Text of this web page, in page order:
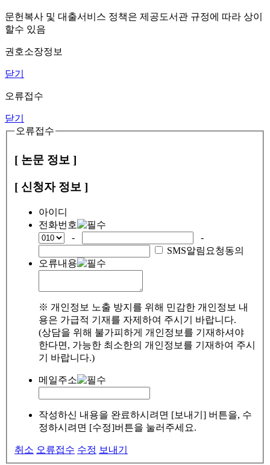
문헌복사 및 대출서비스 정책은 제공도서관 규정에 따라 상이
할수 있음
권호소장정보
닫기
오류접수
닫기
오류접수
[ 논문 정보 ]
[ 신청자 정보 ]
아이디
전화번호
-
-
SMS알림요청동의
오류내용
※ 개인정보 노출 방지를 위해 민감한 개인정보 내
용은 가급적 기재를 자제하여 주시기 바랍니다.
(상담을 위해 불가피하게 개인정보를 기재하셔야
한다면, 가능한 최소한의 개인정보를 기재하여 주시
기 바랍니다.)
메일주소
작성하신 내용을 완료하시려면 [보내기] 버튼을, 수
정하시려면 [수정]버튼을 눌러주세요.
취소 오류접수 수정 보내기